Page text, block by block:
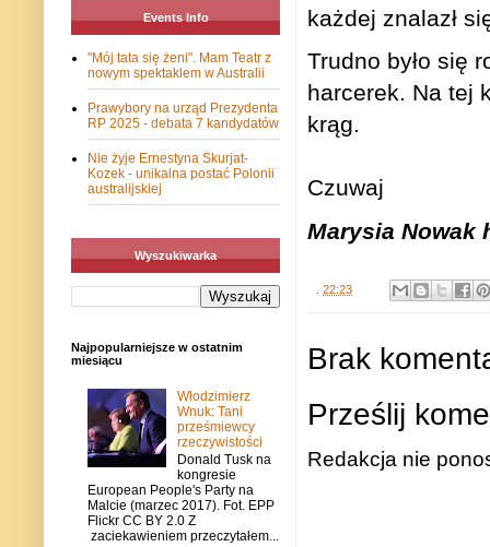
każdej znalazł
Trudno było się
harcerek. Na tej
krąg.
Czuwaj
Marysia Nowak
22:23
Brak
Prześlij
Redakcja nie
Events Info
"Mój tata się żeni". Mam Teatr z
nowym spektaklem w Australii
Prawybory na urząd Prezydenta
RP 2025 - debata 7 kandydatów
Nie żyje Ernestyna Skurjat-
Kozek - unikalna postać Polonii
australijskiej
Wyszukiwarka
Najpopularniejsze w ostatnim
miesiącu
Włodzimierz
Wnuk: Tani
prześmiewcy
rzeczywistości
Donald Tusk na
kongresie
European People's Party na
Malcie (marzec 2017). Fot. EPP
Flickr CC BY 2.0 Z
zaciekawieniem przeczytałem...